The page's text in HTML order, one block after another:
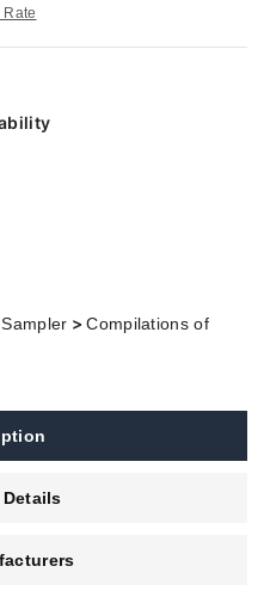
Rate
Sampler >Compilations of